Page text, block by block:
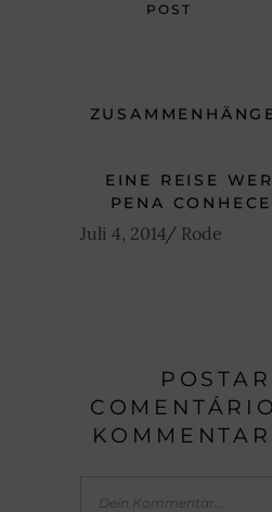
POST
EINE REISE
PENA
Juli 4, 2014 Rode